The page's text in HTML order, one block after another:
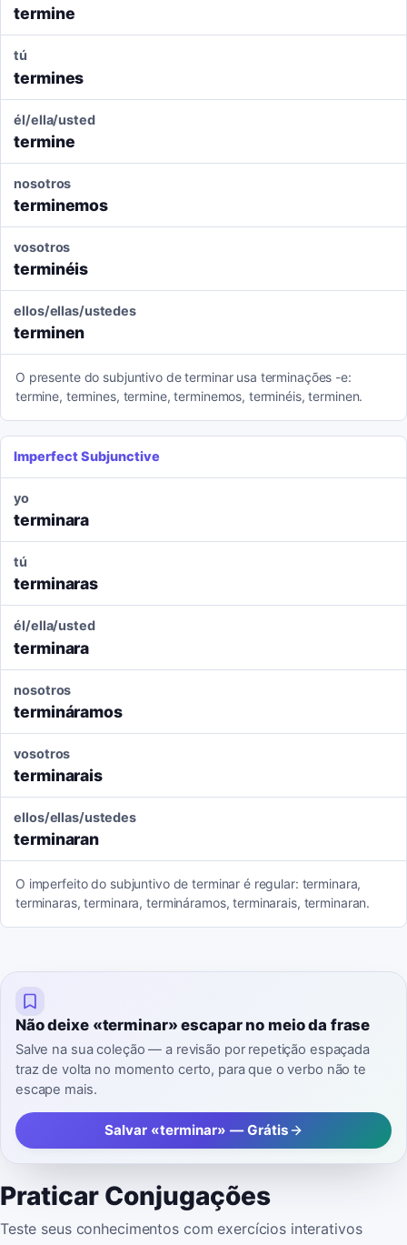
termine
tú
termines
él/ella/usted
termine
nosotros
terminemos
vosotros
terminéis
ellos/ellas/ustedes
terminen
O presente do subjuntivo de terminar usa terminações -e:
termine, termines, termine, terminemos, terminéis, terminen.
Imperfect Subjunctive
yo
terminara
tú
terminaras
él/ella/usted
terminara
nosotros
termináramos
vosotros
terminarais
ellos/ellas/ustedes
terminaran
O imperfeito do subjuntivo de terminar é regular: terminara,
terminaras, terminara, termináramos, terminarais, terminaran.
Não deixe «terminar» escapar no meio da frase
Salve na sua coleção — a revisão por repetição espaçada
traz de volta no momento certo, para que o verbo não te
escape mais.
Salvar «terminar» — Grátis
Praticar Conjugações
Teste seus conhecimentos com exercícios interativos